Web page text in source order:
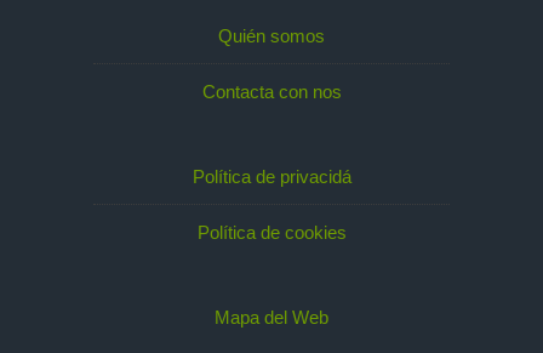
Quién somos
Contacta con nos
Política de privacidá
Política de cookies
Mapa del Web